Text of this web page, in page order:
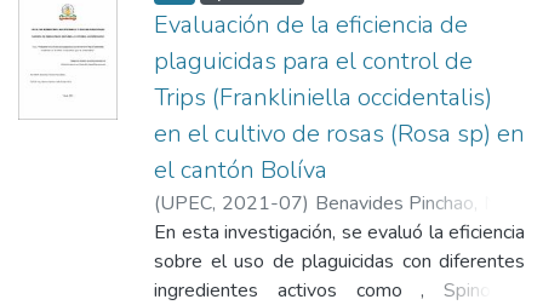
Evaluación de la eficiencia de
plaguicidas para el control de
Trips (Frankliniella occidentalis)
en el cultivo de rosas (Rosa sp) en
el cantón Bolíva
(UPEC, 2021-07) Benavides Pinchao, Nora
Eliana.
En esta investigación, se evaluó la eficiencia
sobre el uso de plaguicidas con diferentes
ingredientes activos como , Spinosad,